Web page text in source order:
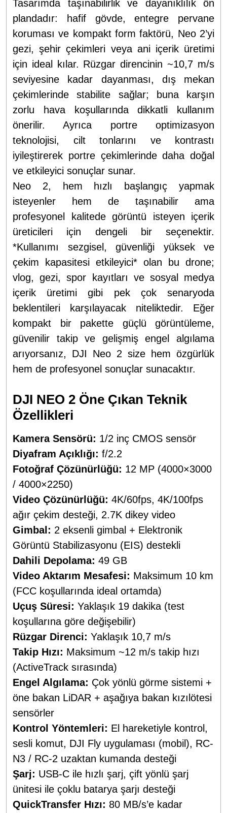
Tasarımda taşınabilirlik ve dayanıklılık ön
plandadır: hafif gövde, entegre pervane
koruması ve kompakt form faktörü, Neo 2’yi
gezi, şehir çekimleri veya ani içerik üretimi
için ideal kılar. Rüzgar direncinin ~10,7 m/s
seviyesine kadar dayanması, dış mekan
çekimlerinde stabilite sağlar; buna karşın
zorlu hava koşullarında dikkatli kullanım
önerilir. Ayrıca portre optimizasyon
teknolojisi, cilt tonlarını ve kontrastı
iyileştirerek portre çekimlerinde daha doğal
ve etkileyici sonuçlar sunar.
Neo 2, hem hızlı başlangıç yapmak
isteyenler hem de taşınabilir ama
profesyonel kalitede görüntü isteyen içerik
üreticileri için dengeli bir seçenektir.
*Kullanımı sezgisel, güvenliği yüksek ve
çekim kapasitesi etkileyici* olan bu drone;
vlog, gezi, spor kayıtları ve sosyal medya
içerik üretimi gibi pek çok senaryoda
beklentileri karşılayacak niteliktedir. Eğer
kompakt bir pakette güçlü görüntüleme,
güvenilir takip ve gelişmiş engel algılama
arıyorsanız, DJI Neo 2 size hem özgürlük
hem de profesyonel sonuçlar sunacaktır.
DJI NEO 2 Öne Çıkan Teknik
Özellikleri
Kamera Sensörü: 1/2 inç CMOS sensör
Diyafram Açıklığı: f/2.2
Fotoğraf Çözünürlüğü: 12 MP (4000×3000
/ 4000×2250)
Video Çözünürlüğü: 4K/60fps, 4K/100fps
ağır çekim desteği, 2.7K dikey video
Gimbal: 2 eksenli gimbal + Elektronik
Görüntü Stabilizasyonu (EIS) destekli
Dahili Depolama: 49 GB
Video Aktarım Mesafesi: Maksimum 10 km
(FCC koşullarında ideal ortamda)
Uçuş Süresi: Yaklaşık 19 dakika (test
koşullarına göre değişebilir)
Rüzgar Direnci: Yaklaşık 10,7 m/s
Takip Hızı: Maksimum ~12 m/s takip hızı
(ActiveTrack sırasında)
Engel Algılama: Çok yönlü görme sistemi +
öne bakan LiDAR + aşağıya bakan kızılötesi
sensörler
Kontrol Yöntemleri: El hareketiyle kontrol,
sesli komut, DJI Fly uygulaması (mobil), RC-
N3 / RC-2 uzaktan kumanda desteği
Şarj: USB-C ile hızlı şarj, çift yönlü şarj
ünitesi ile çoklu batarya şarjı desteği
QuickTransfer Hızı: 80 MB/s’e kadar